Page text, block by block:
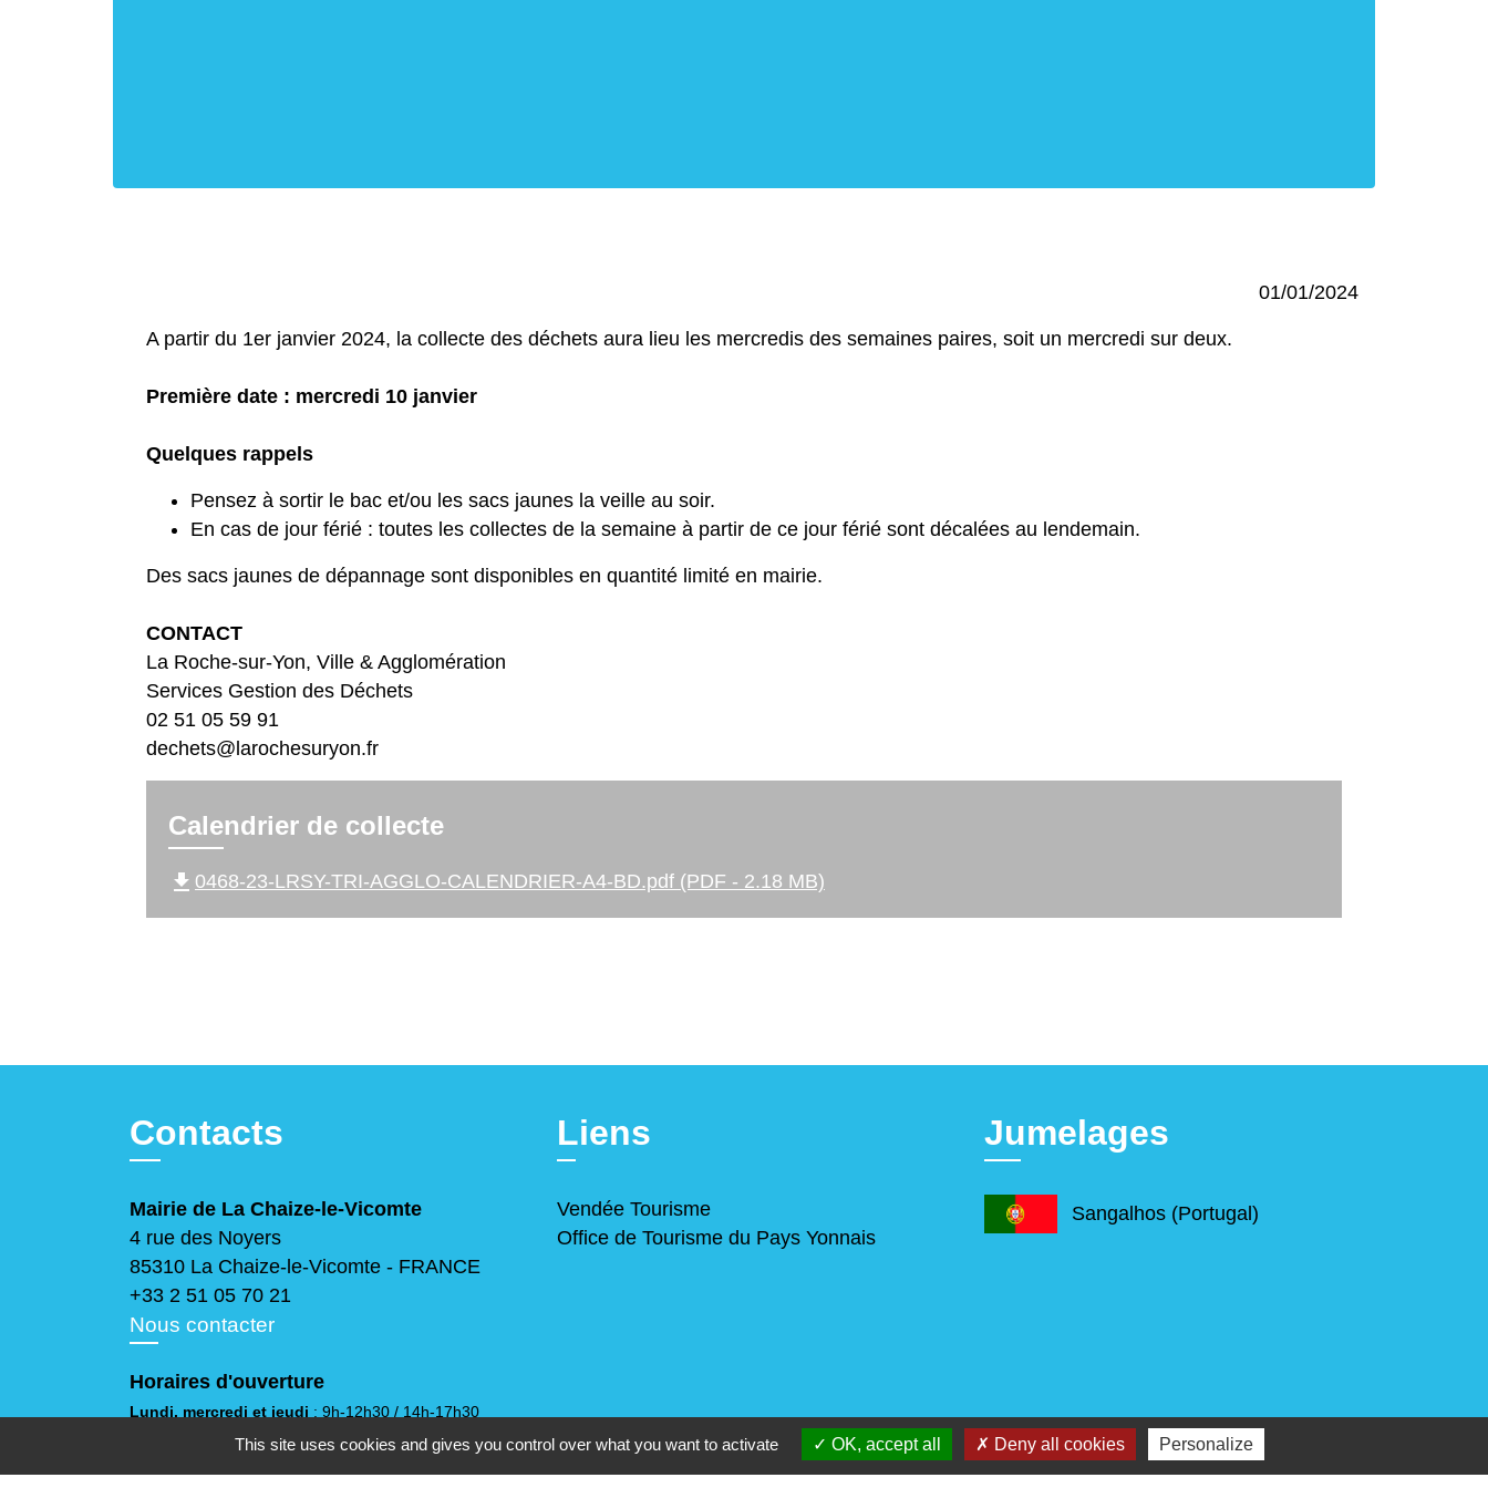
01/01/2024
A partir du 1er janvier 2024, la collecte des déchets aura lieu les mercredis des semaines paires, soit un mercredi sur deux.
Première date : mercredi 10 janvier
Quelques rappels
Pensez à sortir le bac et/ou les sacs jaunes la veille au soir.
En cas de jour férié : toutes les collectes de la semaine à partir de ce jour férié sont décalées au lendemain.
Des sacs jaunes de dépannage sont disponibles en quantité limité en mairie.
CONTACT
La Roche-sur-Yon, Ville & Agglomération
Services Gestion des Déchets
02 51 05 59 91
dechets@larochesuryon.fr
Calendrier de collecte
file_download 0468-23-LRSY-TRI-AGGLO-CALENDRIER-A4-BD.pdf (PDF - 2.18 MB)
Contacts
Mairie de La Chaize-le-Vicomte
4 rue des Noyers
85310 La Chaize-le-Vicomte - FRANCE
+33 2 51 05 70 21
Nous contacter
Horaires d'ouverture
Lundi, mercredi et jeudi : 9h-12h30 / 14h-17h30
: 9h-12h30
Liens
Vendée Tourisme
Office de Tourisme du Pays Yonnais
Jumelages
Sangalhos (Portugal)
This site uses cookies and gives you control over what you want to activate OK, accept all Deny all cookies Personalize